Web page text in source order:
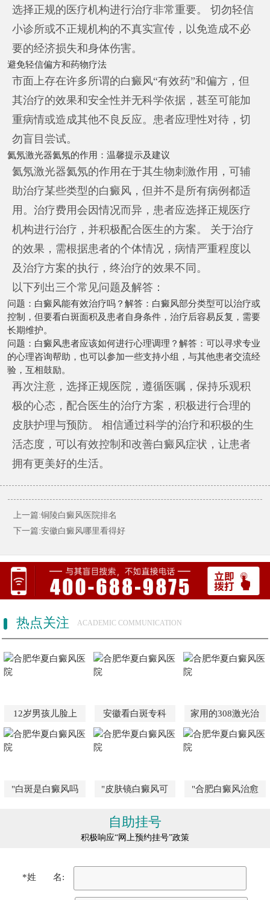
选择正规的医疗机构进行治疗非常重要。 切勿轻信
小诊所或不正规机构的不真实宣传，以免造成不必
要的经济损失和身体伤害。
避免轻信偏方和药物疗法
市面上存在许多所谓的白癜风“有效药”和偏方，但
其治疗的效果和安全性并无科学依据，甚至可能加
重病情或造成其他不良反应。患者应理性对待，切
勿盲目尝试。
氦氖激光器氦氖的作用：温馨提示及建议
氦氖激光器氦氖的作用在于其生物刺激作用，可辅
助治疗某些类型的白癜风，但并不是所有病例都适
用。治疗费用会因情况而异，患者应选择正规医疗
机构进行治疗，并积极配合医生的方案。 关于治疗
的效果，需根据患者的个体情况，病情严重程度以
及治疗方案的执行，终治疗的效果不同。
以下列出三个常见问题及解答：
问题：白癜风能有效治疗吗？解答：白癜风部分类型可以治疗或
控制，但要看白斑面积及患者自身条件，治疗后容易反复，需要
长期维护。
问题：白癜风患者应该如何进行心理调理？解答：可以寻求专业
的心理咨询帮助，也可以参加一些支持小组，与其他患者交流经
验，互相鼓励。
再次注意，选择正规医院，遵循医嘱，保持乐观积
极的心态，配合医生的治疗方案，积极进行合理的
皮肤护理与预防。 相信通过科学的治疗和积极的生
活态度，可以有效控制和改善白癜风症状，让患者
拥有更美好的生活。
上一篇:铜陵白癜风医院排名
下一篇:安徽白癜风哪里看得好
热点关注 ACADEMIC COMMUNICATION
12岁男孩儿脸上 安徽看白斑专科 家用的308激光治
"白斑是白癜风吗 "皮肤镜白癜风可 "合肥白癜风治愈
自助挂号
积极响应“网上预约挂号”政策
*姓 名: